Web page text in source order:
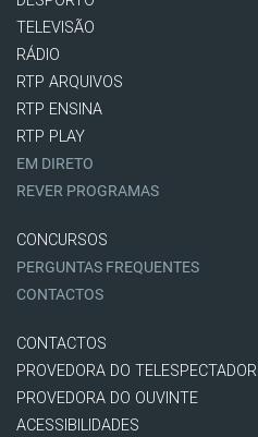
TELEVISÃO
RÁDIO
RTP ARQUIVOS
RTP ENSINA
RTP PLAY
EM DIRETO
REVER PROGRAMAS
CONCURSOS
PERGUNTAS FREQUENTES
CONTACTOS
CONTACTOS
PROVEDORA DO TELESPECTADOR
PROVEDORA DO OUVINTE
ACESSIBILIDADES